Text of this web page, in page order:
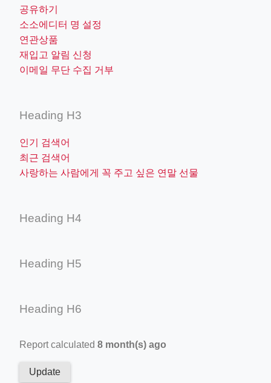
공유하기
소소에디터 명 설정
연관상품
재입고 알림 신청
이메일 무단 수집 거부
Heading H3
인기 검색어
최근 검색어
사랑하는 사람에게 꼭 주고 싶은 연말 선물
Heading H4
Heading H5
Heading H6
Report calculated 8 month(s) ago
Update